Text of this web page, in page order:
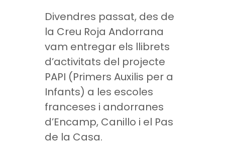
Divendres passat, des de
la Creu Roja Andorrana
vam entregar els llibrets
d’activitats del projecte
PAPI (Primers Auxilis per a
Infants) a les escoles
franceses i andorranes
d’Encamp, Canillo i el Pas
de la Casa.